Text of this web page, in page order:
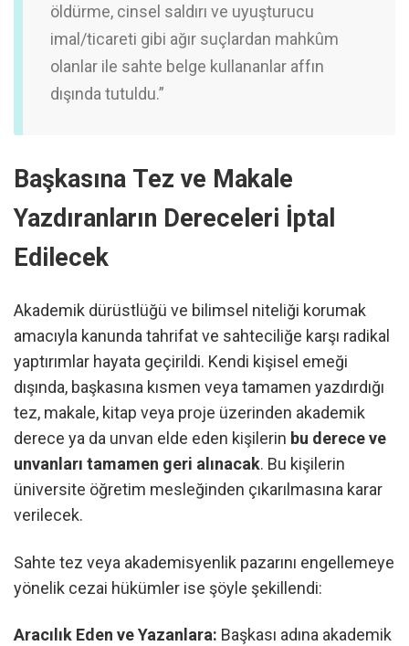
öldürme, cinsel saldırı ve uyuşturucu
imal/ticareti gibi ağır suçlardan mahkûm
olanlar ile sahte belge kullananlar affın
dışında tutuldu.”
Başkasına Tez ve Makale
Yazdıranların Dereceleri İptal
Edilecek
Akademik dürüstlüğü ve bilimsel niteliği korumak
amacıyla kanunda tahrifat ve sahteciliğe karşı radikal
yaptırımlar hayata geçirildi. Kendi kişisel emeği
dışında, başkasına kısmen veya tamamen yazdırdığı
tez, makale, kitap veya proje üzerinden akademik
derece ya da unvan elde eden kişilerin bu derece ve
unvanları tamamen geri alınacak. Bu kişilerin
üniversite öğretim mesleğinden çıkarılmasına karar
verilecek.
Sahte tez veya akademisyenlik pazarını engellemeye
yönelik cezai hükümler ise şöyle şekillendi:
Aracılık Eden ve Yazanlara: Başkası adına akademik